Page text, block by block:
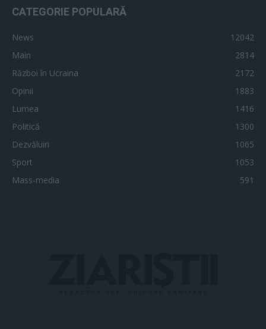
CATEGORIE POPULARĂ
News
12042
Main
2814
Război în Ucraina
2172
Opinii
1883
Lumea
1416
Politică
1300
Dezvăluiri
1065
Sport
1053
Mass-media
591